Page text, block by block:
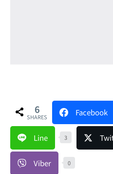
6
SHARES Facebook
Line 3
Viber 0